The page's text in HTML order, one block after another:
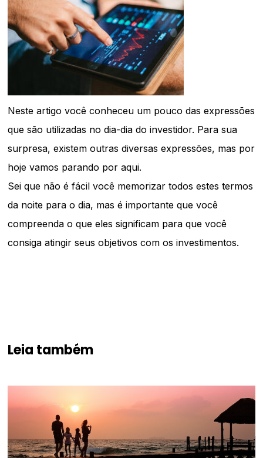
Neste artigo você conheceu um pouco das expressões
que são utilizadas no dia-dia do investidor. Para sua
surpresa, existem outras diversas expressões, mas por
hoje vamos parando por aqui.
Sei que não é fácil você memorizar todos estes termos
da noite para o dia, mas é importante que você
compreenda o que eles significam para que você
consiga atingir seus objetivos com os investimentos.
Leia também